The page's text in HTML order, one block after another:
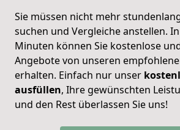
Sie müssen nicht mehr
suchen und Vergleiche anstellen.
Minuten können Sie kostenlose
Angebote von unseren
erhalten. Einfach nur unser
ausfüllen, Ihre gewünschten
und den Rest überlassen Sie uns!